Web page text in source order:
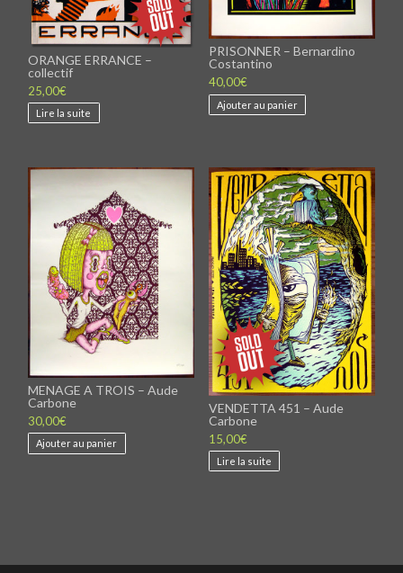
ORANGE ERRANCE –
collectif
25,00€
Lire la suite
PRISONNER – Bernardino
Costantino
40,00€
Ajouter au panier
MENAGE A TROIS – Aude
Carbone
30,00€
Ajouter au panier
VENDETTA 451 – Aude
Carbone
15,00€
Lire la suite